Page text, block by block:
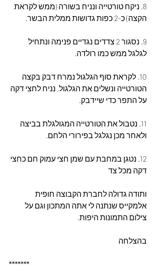
8. ניקח טורטייה ונניח בשורה (ממש לקראת
הקצה) כ-2 כפות גדושות ממלית הבשר.
9. נסגור 2 צדדים נגדיים פנימה ונתחיל
לגלגל ממש כמו רולדה.
10. לקראת סוף הגלגול נמרח דבק בקצה
הטורטייה ונשלים את הגלגול, נניח לחצי דקה
על התפר כדי שיידבק.
11. נטבול את הטורטייה המגולגלת בביצה
ולאחר מכן נגלגל בפירורי הלחם.
12. נטגן במחבת עם שמן חצי עמוק חם כחצי
דקה מכל צד
ותודה גדולה לחברת הקבוצה חופית
אלמקייס שנתנה לי אתה המתכון וגם על
צילום התמונות היפות.
בהצלחה
*******